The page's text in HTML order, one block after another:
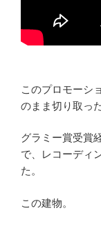
このプロモーシ
のまま切り取っ
グラミー賞受賞
で、レコーディ
た。
この建物。